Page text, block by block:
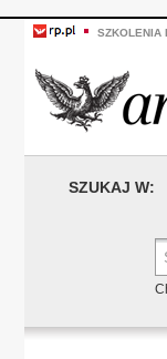
SZKOLENIA
SZUKAJ W: